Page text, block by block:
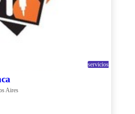
servicios
Aires